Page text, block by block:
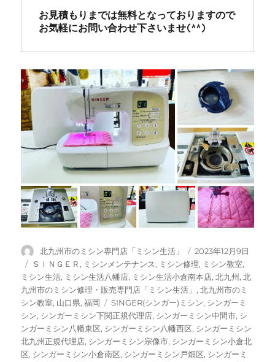
お見積もりまでは無料となっておりますので
お気軽にお問い合わせ下さいませ(^^)
投
稿
者
北九州市のミシン専門店「ミシン生活」
投
稿
日:
2023年12月9日
カ
テ
ゴ
リ
ー
ＳＩＮＧＥＲ , ミシンメンテナンス, ミシン修理, ミシン教室,
ミシン生活, ミシン生活八幡店, ミシン生活小倉南本店,北九州 ,北
九州市のミシン修理・販売専門店「ミシン生活」 ,北九州市のミ
シン教室, 山口県,福岡
タ
グ
SINGER(シンガー)ミシン, シンガーミ
シン, シンガーミシン下関正規代理店, シンガーミシン中間市, シ
ンガーミシン八幡東区, シンガーミシン八幡西区, シンガーミシン
北九州正規代理店, シンガーミシン宗像市, シンガーミシン小倉北
区, シンガーミシン小倉南区, シンガーミシン戸畑区, シンガーミ